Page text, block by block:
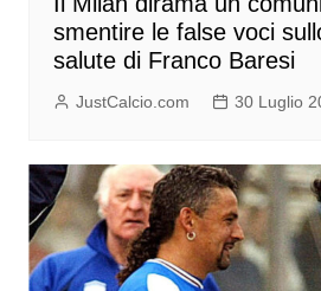
smentire le false voci
salute di Franco Baresi
JustCalcio.com 30 Luglio